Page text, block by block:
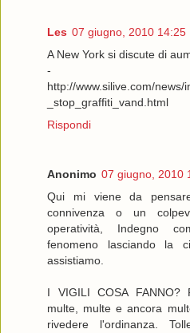
Les 07 giugno, 2010 14:25
A New York si discute di
-
http://www.silive.com/
_stop_graffiti_vand.html
Rispondi
Anonimo 07 giugno, 2010
Qui mi viene da
connivenza o un
operatività, Indegno
fenomeno lasciando la
assistiamo.
I VIGILI COSA FANNO?
multe, multe e ancora
rivedere l'ordinanza.